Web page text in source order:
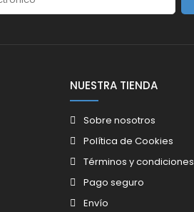
NUESTRA TIENDA
Sobre nosotros
Política de Cookies
Términos y condiciones
Pago seguro
Envío